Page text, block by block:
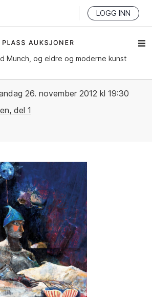
LOGG INN
Munch, og eldre og moderne kunst
26. november 2012 kl 19:30
del 1